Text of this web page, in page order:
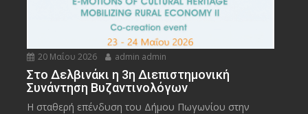
20 Μαΐου 2026 admin admin
Στο Δελβινάκι η 3η Διεπιστημονική
Συνάντηση Βυζαντινολόγων
Η σταθερή επένδυση του Δήμου Πωγωνίου στην